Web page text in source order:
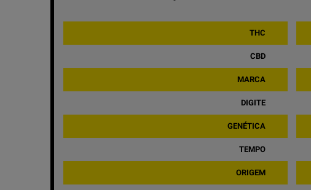
THC
CBD
MARCA
DIGITE
GENÉTICA
TEMPO
ORIGEM